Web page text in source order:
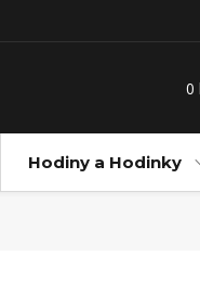
0
Hodiny a Hodinky